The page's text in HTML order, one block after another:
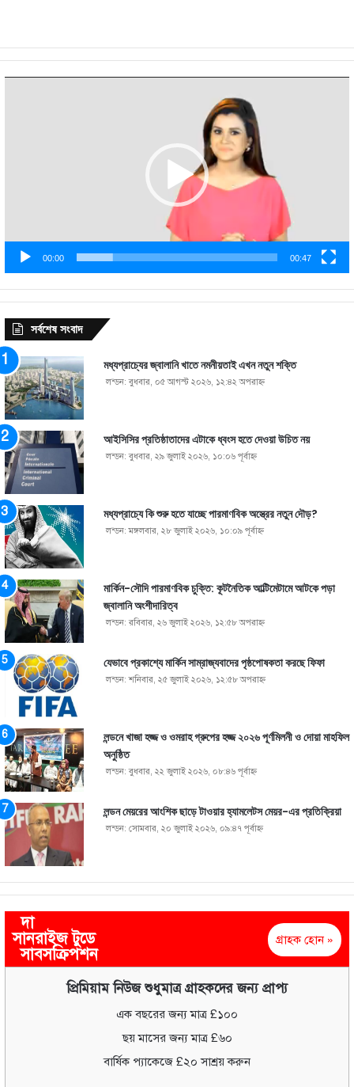
00:00 00:47
সর্বশেষ সংবাদ
মধ্যপ্রাচ্যের জ্বালানি খাতে নমনীয়তাই এখন নতুন শক্তি
লন্ডন: বুধবার, ০৫ আগস্ট ২০২৬, ১২:৪২ অপরাহ্ণ
আইসিসির প্রতিষ্ঠাতাদের এটাকে ধ্বংস হতে দেওয়া উচিত নয়
লন্ডন: বুধবার, ২৯ জুলাই ২০২৬, ১০:০৬ পূর্বাহ্ণ
মধ্যপ্রাচ্যে কি শুরু হতে যাচ্ছে পারমাণবিক অস্ত্রের নতুন দৌড়?
লন্ডন: মঙ্গলবার, ২৮ জুলাই ২০২৬, ১০:০৯ পূর্বাহ্ণ
মার্কিন-সৌদি পারমাণবিক চুক্তি: কূটনৈতিক আল্টিমেটামে আটকে পড়া
জ্বালানি অংশীদারিত্ব
লন্ডন: রবিবার, ২৬ জুলাই ২০২৬, ১২:৫৮ অপরাহ্ণ
যেভাবে প্রকাশ্যে মার্কিন সাম্রাজ্যবাদের পৃষ্ঠপোষকতা করছে ফিফা
লন্ডন: শনিবার, ২৫ জুলাই ২০২৬, ১২:৫৮ অপরাহ্ণ
লন্ডনে খাজা হজ্জ ও ওমরাহ গ্রুপের হজ্জ ২০২৬ পূর্ণমিলনী ও দোয়া মাহফিল
অনুষ্ঠিত
লন্ডন: বুধবার, ২২ জুলাই ২০২৬, ০৮:৪৬ পূর্বাহ্ণ
লন্ডন মেয়রের আংশিক ছাড়ে টাওয়ার হ্যামলেটস মেয়র-এর প্রতিক্রিয়া
লন্ডন: সোমবার, ২০ জুলাই ২০২৬, ০৯:৪৭ পূর্বাহ্ণ
দা
সানরাইজ টুডে
সাবসক্রিপশন
গ্রাহক হোন »
প্রিমিয়াম নিউজ শুধুমাত্র গ্রাহকদের জন্য প্রাপ্য
এক বছরের জন্য মাত্র £১০০
ছয় মাসের জন্য মাত্র £৬০
বার্ষিক প্যাকেজে £২০ সাশ্রয় করুন